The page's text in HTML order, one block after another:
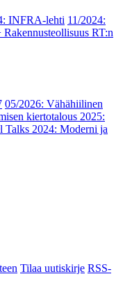
INFRA-lehti 11/2024:
Rakennusteollisuus RT:n
05/2026: Vähähiilinen
kiertotalous 2025:
Talks 2024: Moderni ja
Tilaa uutiskirje RSS-